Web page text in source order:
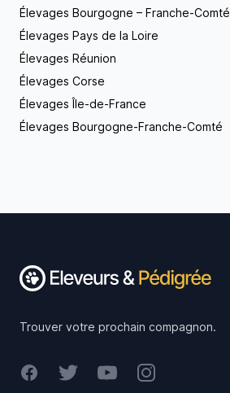
Élevages Bourgogne – Franche-Comté
Élevages Pays de la Loire
Élevages Réunion
Élevages Corse
Élevages Île-de-France
Élevages Bourgogne-Franche-Comté
Trouver votre prochain compagnon.
FacebookTwitterYoutubeInstagram